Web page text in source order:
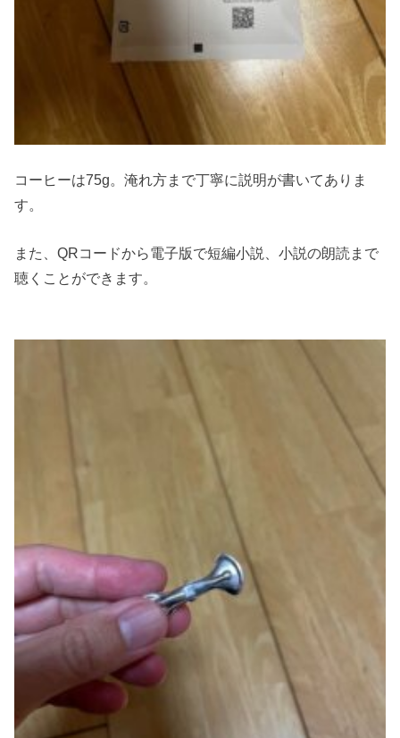
コーヒーは75g。淹れ方まで丁寧に説明が書いてありま
す。
また、QRコードから電子版で短編小説、小説の朗読まで
聴くことができます。